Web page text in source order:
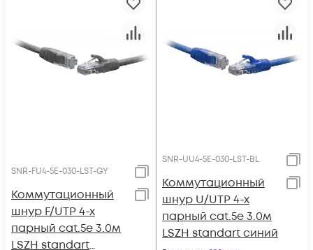
SNR-FU4-5E-030-LST-GY
Коммутационный
шнур F/UTP 4-х
парный cat.5e 3.0м
LSZH standart
SNR-UU4-5E-030-LST-BL
Коммутационный
шнур U/UTP 4-х
парный cat.5e 3.0м
LSZH standart синий